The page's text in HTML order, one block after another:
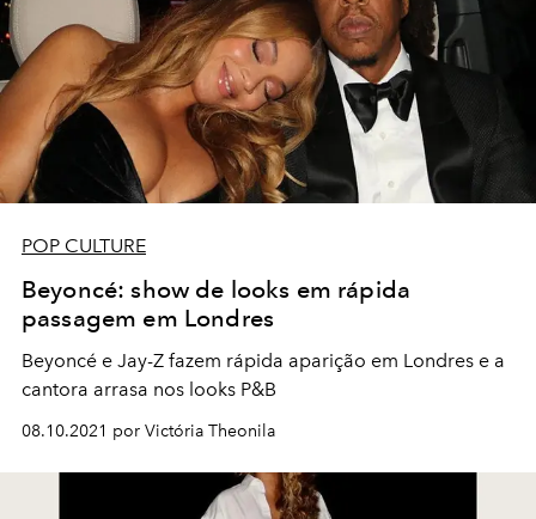
POP CULTURE
Beyoncé: show de looks em rápida
passagem em Londres
Beyoncé e Jay-Z fazem rápida aparição em Londres e a
cantora arrasa nos looks P&B
08.10.2021 por Victória Theonila